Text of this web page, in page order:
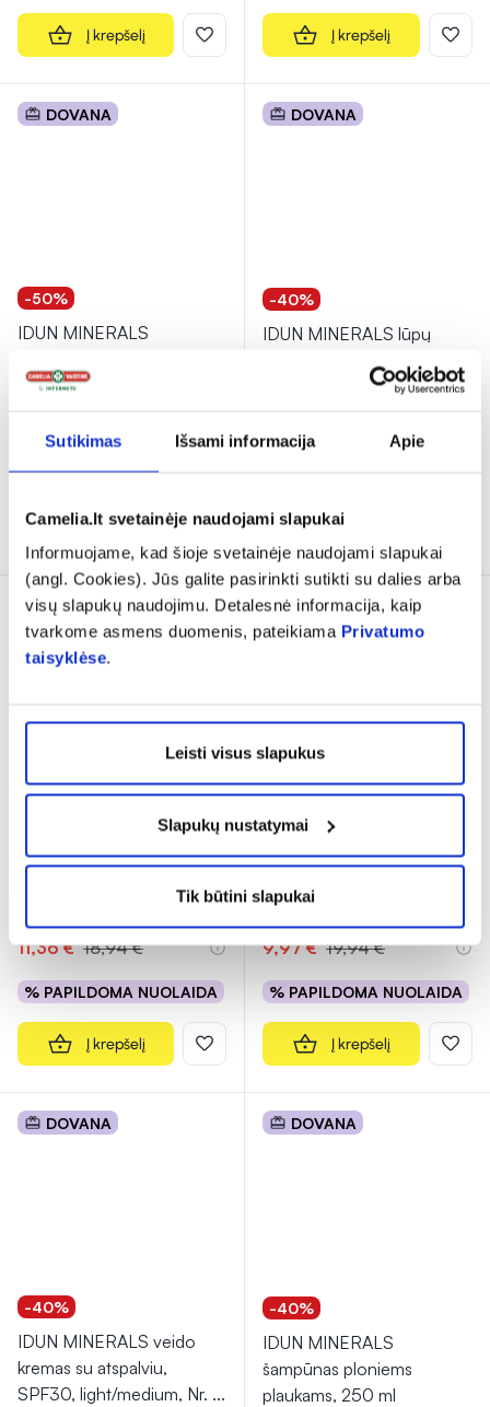
Sutikimas Išsami informacija Apie
Camelia.lt svetainėje naudojami slapukai
Informuojame, kad šioje svetainėje naudojami slapukai
(angl. Cookies). Jūs galite pasirinkti sutikti su dalies arba
visų slapukų naudojimu. Detalesnė informacija, kaip
tvarkome asmens duomenis, pateikiama Privatumo
taisyklėse.
Leisti visus slapukus
Slapukų nustatymai
Tik būtini slapukai
Į krepšelį Į krepšelį
DOVANA
-50%
IDUN MINERALS
klasikinės apimties GULL,
12,34 € 24,69 €
% PAPILDOMA NUOLAIDA
Į krepšelį
DOVANA
-40%
IDUN MINERALS lūpų
pieštukas HARRIET,
rudos/smėlio spalvos, Nr....
11,36 €
Į krepšelį
DOVANA
-40%
IDUN MINERALS lūpų
pieštukas BIBI,
11,36 € 18,94 €
% PAPILDOMA NUOLAIDA
Į krepšelį
DOVANA
-50%
IDUN MINERALS makiažo
šepetėlis STIPPLING, Nr.
9,97 € 19,94 €
% PAPILDOMA NUOLAIDA
Į krepšelį
DOVANA
-40%
IDUN MINERALS veido
kremas su atspalviu,
SPF30, light/medium, Nr. ...
DOVANA
-40%
IDUN MINERALS
šampūnas ploniems
plaukams, 250 ml